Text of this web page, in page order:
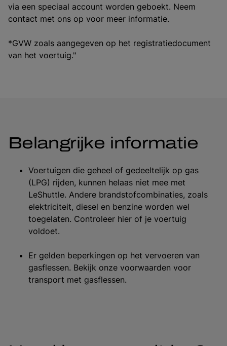
via een speciaal account worden geboekt. Neem
contact met ons op voor meer informatie.
*GVW zoals aangegeven op het registratiedocument
van het voertuig."
Belangrijke informatie
Voertuigen die geheel of gedeeltelijk op gas
(LPG) rijden, kunnen helaas niet mee met
LeShuttle. Andere brandstofcombinaties, zoals
elektriciteit, diesel en benzine worden wel
toegelaten. Controleer hier of je voertuig
voldoet.
Er gelden beperkingen op het vervoeren van
gasflessen. Bekijk onze voorwaarden voor
transport met gasflessen.